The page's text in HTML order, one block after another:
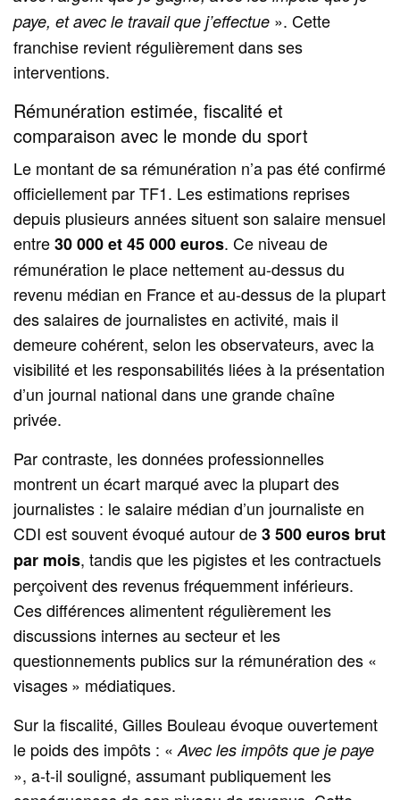
paye, et avec le travail que j’effectue ». Cette
franchise revient régulièrement dans ses
interventions.
Rémunération estimée, fiscalité et
comparaison avec le monde du sport
Le montant de sa rémunération n’a pas été confirmé
officiellement par TF1. Les estimations reprises
depuis plusieurs années situent son salaire mensuel
entre30 000 et 45 000 euros. Ce niveau de
rémunération le place nettement au-dessus du
revenu médian en France et au-dessus de la plupart
des salaires de journalistes en activité, mais il
demeure cohérent, selon les observateurs, avec la
visibilité et les responsabilités liées à la présentation
d’un journal national dans une grande chaîne
privée.
Par contraste, les données professionnelles
montrent un écart marqué avec la plupart des
journalistes : le salaire médian d’un journaliste en
CDI est souvent évoqué autour de3 500 euros brut
par mois, tandis que les pigistes et les contractuels
perçoivent des revenus fréquemment inférieurs.
Ces différences alimentent régulièrement les
discussions internes au secteur et les
questionnements publics sur la rémunération des «
visages » médiatiques.
Sur la fiscalité, Gilles Bouleau évoque ouvertement
le poids des impôts : «Avec les impôts que je paye
», a-t-il souligné, assumant publiquement les